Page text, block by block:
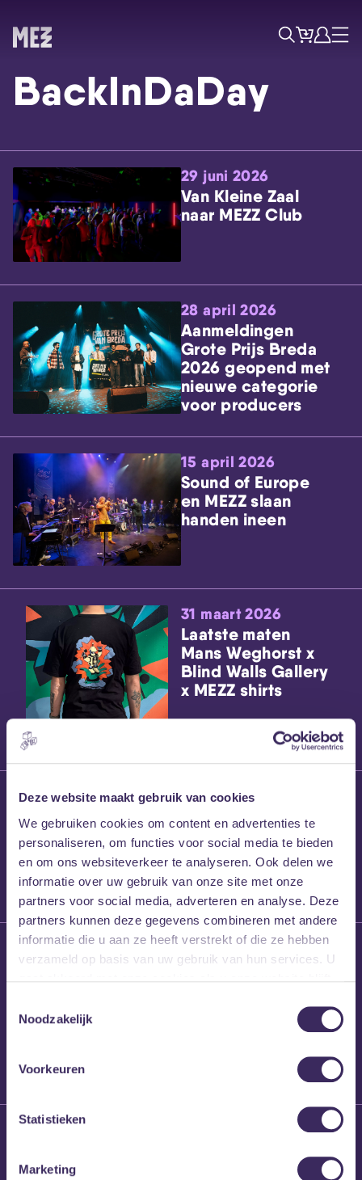
Deze website maakt gebruik van cookies
We gebruiken cookies om content en advertenties te
personaliseren, om functies voor social media te bieden
en om ons websiteverkeer te analyseren. Ook delen we
informatie over uw gebruik van onze site met onze
partners voor social media, adverteren en analyse. Deze
partners kunnen deze gegevens combineren met andere
informatie die u aan ze heeft verstrekt of die ze hebben
verzameld op basis van uw gebruik van hun services. U
Noodzakelijk
Voorkeuren
Statistieken
Marketing
Skip navigatie
ZoekTicketsAccount
Menu
BackInDaDay
29 juni 2026
Van Kleine Zaal
naar MEZZ Club
28 april 2026
Aanmeldingen
Grote Prijs Breda
2026 geopend met
nieuwe categorie
voor producers
15 april 2026
Sound of Europe
en MEZZ slaan
handen ineen
31 maart 2026
Laatste maten
Mans Weghorst x
Blind Walls Gallery
x MEZZ shirts
27 maart 2026
Willem’s Blog:
Frans Kalf
26 maart 2026
Willem’s Blog: High
Brennt Vanneste